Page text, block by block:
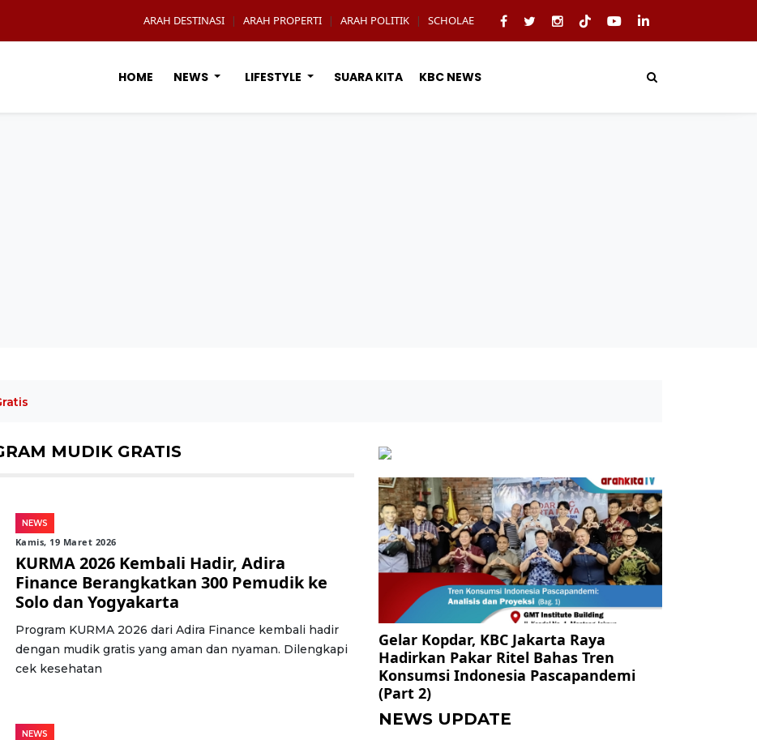
ARAH DESTINASI | ARAH PROPERTI | ARAH POLITIK | SCHOLAE
HOME NEWS LIFESTYLE SUARA KITA KBC NEWS
MUDIK GRATIS
NEWS
Kamis, 19 Maret 2026
KURMA 2026 Kembali Hadir, Adira
Finance Berangkatkan 300 Pemudik ke
Solo dan Yogyakarta
Program KURMA 2026 dari Adira Finance kembali hadir
dengan mudik gratis yang aman dan nyaman. Dilengkapi
cek kesehatan
NEWS
Gelar Kopdar, KBC Jakarta Raya
Hadirkan Pakar Ritel Bahas Tren
Konsumsi Indonesia Pascapandemi
(Part 2)
NEWS UPDATE